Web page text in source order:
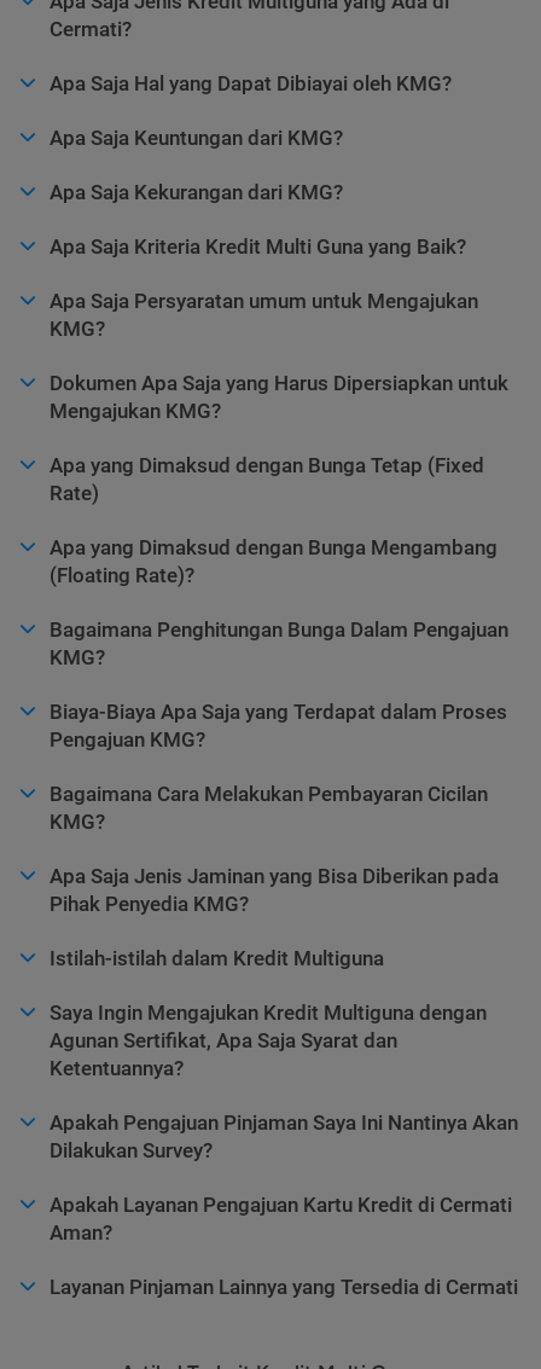
Cermati?
Apa Saja Hal yang Dapat Dibiayai oleh KMG?
Apa Saja Keuntungan dari KMG?
Apa Saja Kekurangan dari KMG?
Apa Saja Kriteria Kredit Multi Guna yang Baik?
Apa Saja Persyaratan umum untuk Mengajukan
KMG?
Dokumen Apa Saja yang Harus Dipersiapkan untuk
Mengajukan KMG?
Apa yang Dimaksud dengan Bunga Tetap (Fixed
Rate)
Apa yang Dimaksud dengan Bunga Mengambang
(Floating Rate)?
Bagaimana Penghitungan Bunga Dalam Pengajuan
KMG?
Biaya-Biaya Apa Saja yang Terdapat dalam Proses
Pengajuan KMG?
Bagaimana Cara Melakukan Pembayaran Cicilan
KMG?
Apa Saja Jenis Jaminan yang Bisa Diberikan pada
Pihak Penyedia KMG?
Istilah-istilah dalam Kredit Multiguna
Saya Ingin Mengajukan Kredit Multiguna dengan
Agunan Sertifikat, Apa Saja Syarat dan
Ketentuannya?
Apakah Pengajuan Pinjaman Saya Ini Nantinya Akan
Dilakukan Survey?
Apakah Layanan Pengajuan Kartu Kredit di Cermati
Aman?
Layanan Pinjaman Lainnya yang Tersedia di Cermati